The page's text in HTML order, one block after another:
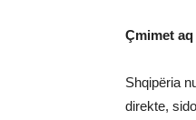
Çmimet
Shqipëria
direkte,